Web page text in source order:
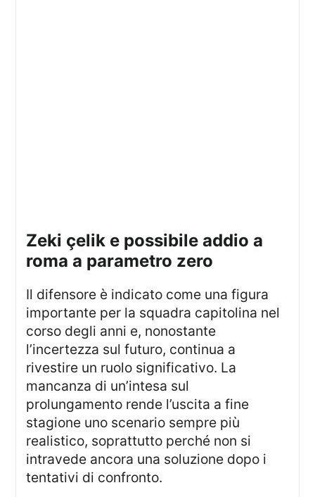
zeki çelik e possibile addio a
roma a parametro zero
Il difensore è indicato come una figura
importante per la squadra capitolina nel
corso degli anni e, nonostante
l’incertezza sul futuro, continua a
rivestire un ruolo significativo. La
mancanza di un’intesa sul
prolungamento rende l’uscita a fine
stagione uno scenario sempre più
realistico, soprattutto perché non si
intravede ancora una soluzione dopo i
tentativi di confronto.